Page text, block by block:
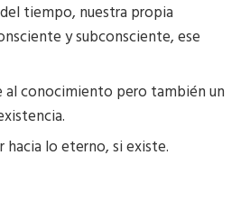
tiempo, nuestra propia
y subconsciente, ese
al conocimiento pero también un
lo eterno, si existe.